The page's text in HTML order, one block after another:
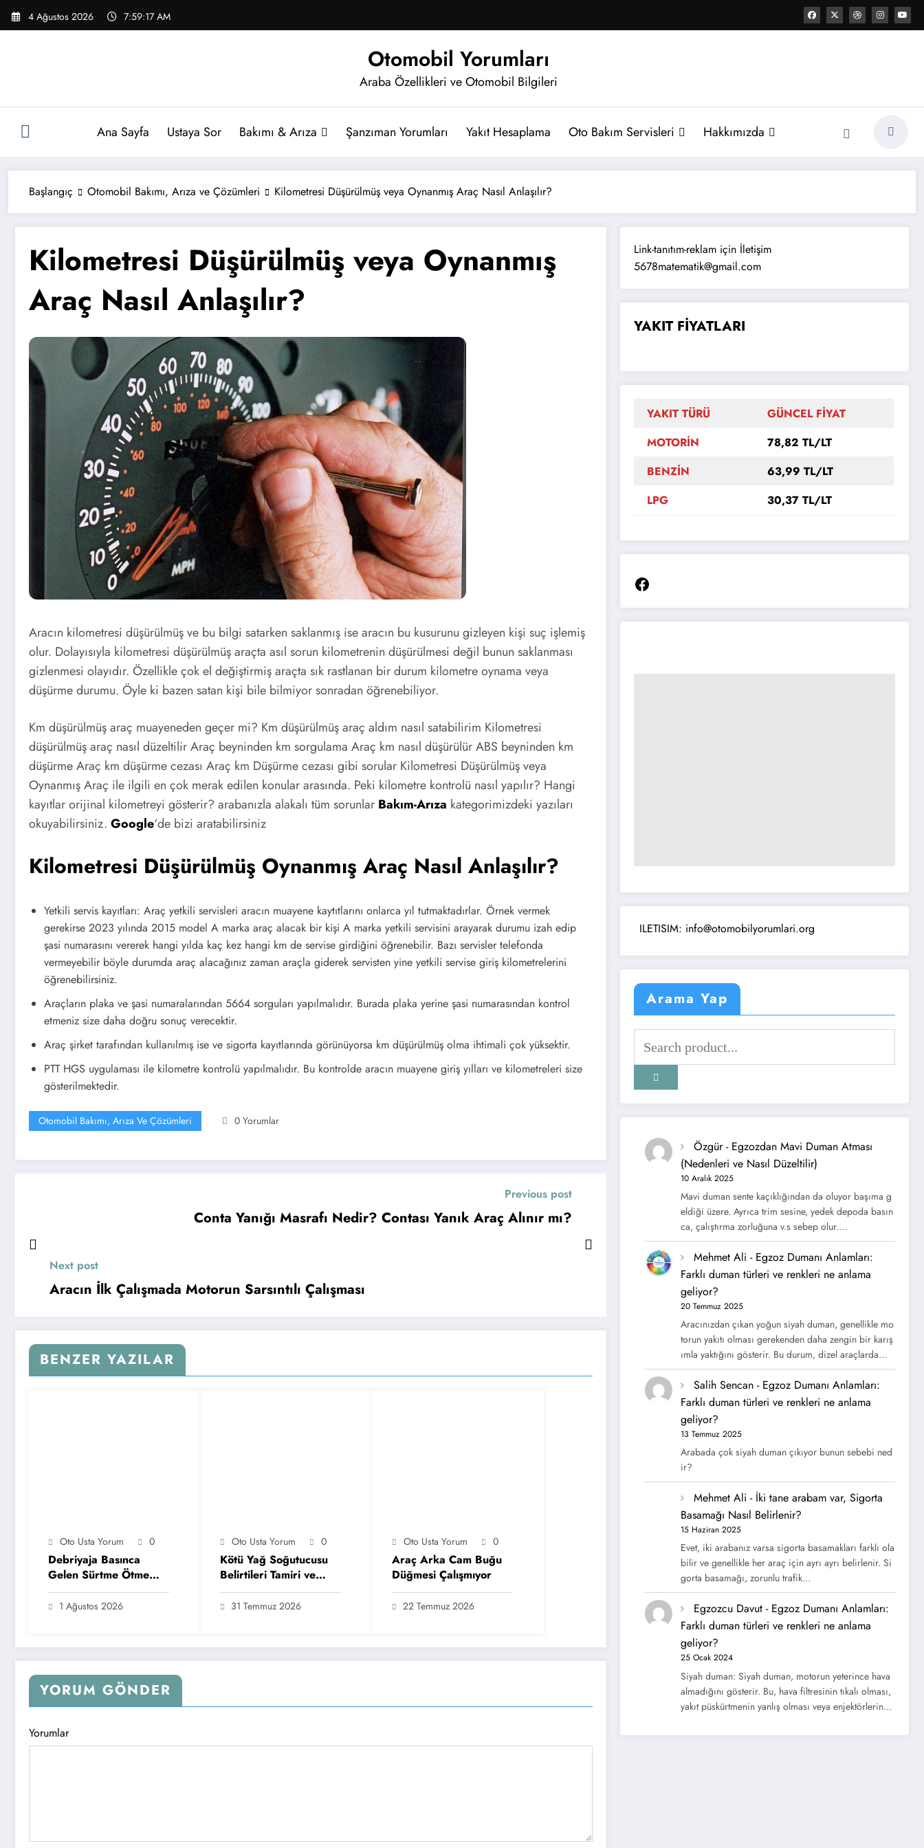
İçeriğe
atla
4 Ağustos 2026 7:59:17 AM
Otomobil Yorumları
Araba Özellikleri ve Otomobil Bilgileri
Ana Sayfa Ustaya Sor Bakımı & Arıza Şanzıman Yorumları Yakıt Hesaplama Oto Bakım Servisleri Hakkımızda
Başlangıç Otomobil Bakımı, Arıza ve Çözümleri Kilometresi Düşürülmüş veya Oynanmış Araç Nasıl Anlaşılır?
Kilometresi Düşürülmüş veya Oynanmış
Araç Nasıl Anlaşılır?
Aracın kilometresi düşürülmüş ve bu bilgi satarken saklanmış ise aracın bu kusurunu gizleyen kişi suç işlemiş
olur. Dolayısıyla kilometresi düşürülmüş araçta asıl sorun kilometrenin düşürülmesi değil bunun saklanması
gizlenmesi olayıdır. Özellikle çok el değiştirmiş araçta sık rastlanan bir durum kilometre oynama veya
düşürme durumu. Öyle ki bazen satan kişi bile bilmiyor sonradan öğrenebiliyor.
Km düşürülmüş araç muayeneden geçer mi? Km düşürülmüş araç aldım nasıl satabilirim Kilometresi
düşürülmüş araç nasıl düzeltilir Araç beyninden km sorgulama Araç km nasıl düşürülür ABS beyninden km
düşürme Araç km düşürme cezası Araç km Düşürme cezası gibi sorular Kilometresi Düşürülmüş veya
Oynanmış Araç ile ilgili en çok merak edilen konular arasında. Peki kilometre kontrolü nasıl yapılır? Hangi
kayıtlar orijinal kilometreyi gösterir? arabanızla alakalı tüm sorunlar Bakım-Arıza kategorimizdeki yazıları
okuyabilirsiniz. Google‘de bizi aratabilirsiniz
Kilometresi Düşürülmüş Oynanmış Araç Nasıl Anlaşılır?
Yetkili servis kayıtları: Araç yetkili servisleri aracın muayene kaytıtlarını onlarca yıl tutmaktadırlar. Örnek vermek
gerekirse 2023 yılında 2015 model A marka araç alacak bir kişi A marka yetkili servisini arayarak durumu izah edip
şasi numarasını vererek hangi yılda kaç kez hangi km de servise girdiğini öğrenebilir. Bazı servisler telefonda
vermeyebilir böyle durumda araç alacağınız zaman araçla giderek servisten yine yetkili servise giriş kilometrelerini
öğrenebilirsiniz.
Araçların plaka ve şasi numaralarından 5664 sorguları yapılmalıdır. Burada plaka yerine şasi numarasından kontrol
etmeniz size daha doğru sonuç verecektir.
Araç şirket tarafından kullanılmış ise ve sigorta kayıtlarında görünüyorsa km düşürülmüş olma ihtimali çok yüksektir.
PTT HGS uygulaması ile kilometre kontrolü yapılmalıdır. Bu kontrolde aracın muayene giriş yılları ve kilometreleri size
gösterilmektedir.
Otomobil Bakımı, Arıza Ve Çözümleri 0 Yorumlar
Previous post
Conta Yanığı Masrafı Nedir? Contası Yanık Araç Alınır mı?
Next post
Aracın İlk Çalışmada Motorun Sarsıntılı Çalışması
BENZER YAZILAR
Oto Usta Yorum 0
Debriyaja Basınca
Gelen Sürtme Ötme
Sesi
1 Ağustos 2026
Oto Usta Yorum 0
Kötü Yağ Soğutucusu
Belirtileri Tamiri ve
Değişim Zaman
31 Temmuz 2026
Oto Usta Yorum 0
Araç Arka Cam Buğu
Düğmesi Çalışmıyor
22 Temmuz 2026
YORUM GÖNDER
Yorumlar
Link-tanıtım-reklam için İletişim
5678matematik@gmail.com
YAKIT FİYATLARI
YAKIT TÜRÜ
GÜNCEL FİYAT
MOTORİN
78,82 TL/LT
BENZİN
63,99 TL/LT
LPG
30,37 TL/LT
Facebook
ILETISIM: info@otomobilyorumlari.org
Arama Yap
Özgür- Egzozdan Mavi Duman Atması
(Nedenleri ve Nasıl Düzeltilir)
10 Aralık 2025
Mavi duman sente kaçıklığından da oluyor başıma g
eldiği üzere. Ayrıca trim sesine, yedek depoda basın
ca, çalıştırma zorluğuna v.s sebep olur.…
Mehmet Ali - Egzoz Dumanı Anlamları:
Farklı duman türleri ve renkleri ne anlama
geliyor?
20 Temmuz 2025
Aracınızdan çıkan yoğun siyah duman, genellikle mo
torun yakıtı olması gerekenden daha zengin bir karış
ımla yaktığını gösterir. Bu durum, dizel araçlarda…
Salih Sencan - Egzoz Dumanı Anlamları:
Farklı duman türleri ve renkleri ne anlama
geliyor?
13 Temmuz 2025
Arabada çok siyah duman çıkıyor bunun sebebi ned
ir?
Mehmet Ali - İki tane arabam var, Sigorta
Basamağı Nasıl Belirlenir?
15 Haziran 2025
Evet, iki arabanız varsa sigorta basamakları farklı ola
bilir ve genellikle her araç için ayrı ayrı belirlenir. Si
gorta basamağı, zorunlu trafik…
Egzozcu Davut - Egzoz Dumanı Anlamları:
Farklı duman türleri ve renkleri ne anlama
geliyor?
25 Ocak 2024
Siyah duman: Siyah duman, motorun yeterince hava
almadığını gösterir. Bu, hava filtresinin tıkalı olması,
yakıt püskürtmenin yanlış olması veya enjektörlerin…